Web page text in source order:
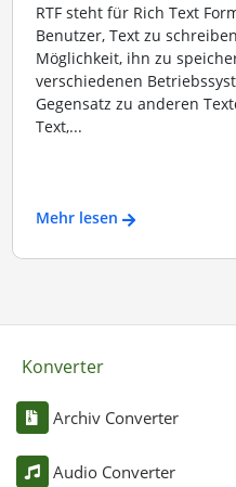
RTF steht für Rich Text
Benutzer, Text zu
Möglichkeit, ihn zu
verschiedenen
Gegensatz zu anderen
Text,...
Mehr lesen
Konverter
Archiv Converter
Audio Converter